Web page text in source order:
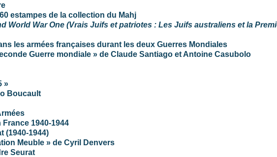
estampes de la collection du Mahj
World War One (Vrais Juifs et patriotes : Les Juifs australiens et la
les armées françaises durant les deux Guerres Mondiales
Guerre mondiale » de Claude Santiago et Antoine Casubolo
»
Boucault
1940-1944
(1940-1944)
Meuble » de Cyril Denvers
Seurat